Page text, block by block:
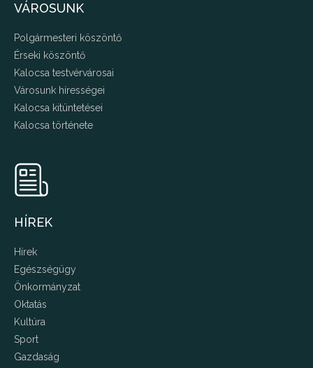
VÁROSUNK
Polgármesteri köszöntő
Érseki köszöntő
Kalocsa testvérvárosai
Városunk hírességei
Kalocsa kitüntetései
Kalocsa története
HÍREK
Hírek
Egészségügy
Önkormányzat
Oktatás
Kultúra
Sport
Gazdaság